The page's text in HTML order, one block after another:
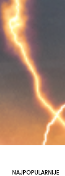
NAJPOPULARNIJE